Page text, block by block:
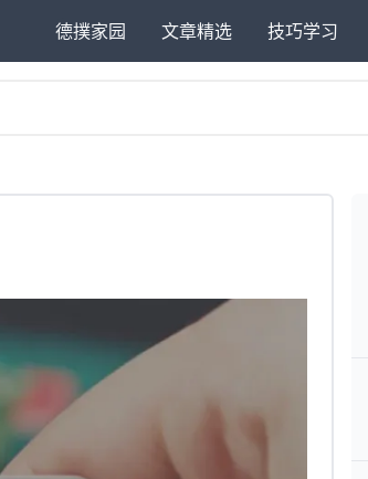
德撲家园 文章精选 技巧学习